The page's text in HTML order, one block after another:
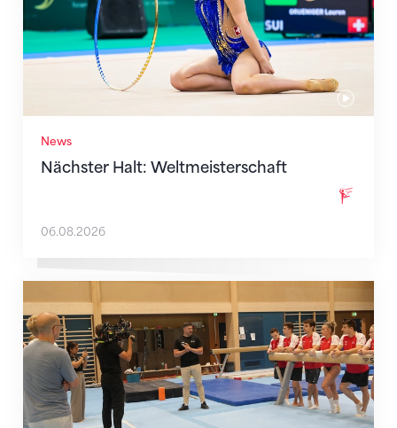
News
Nächster Halt: Weltmeisterschaft
06.08.2026
Mit klaren Zielen nach Zagreb